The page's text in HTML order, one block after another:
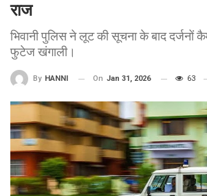
राज
भिवानी पुलिस ने लूट की सूचना के बाद दर्जनों
फुटेज खंगाली।
By HANNI On Jan 31, 2026 63